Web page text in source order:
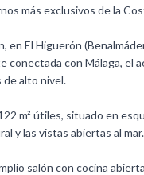
más exclusivos de la
en El Higuerón
conectada con Málaga, el
de alto nivel.
m² útiles, situado en
y las vistas abiertas al mar.
salón con cocina